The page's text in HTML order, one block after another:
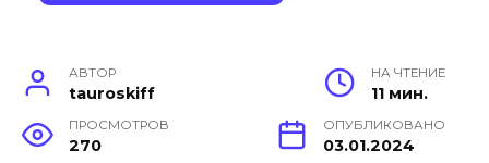
АВТОР
tauroskiff
НА ЧТЕНИЕ
11 мин.
ПРОСМОТРОВ
270
ОПУБЛИКОВАНО
03.01.2024